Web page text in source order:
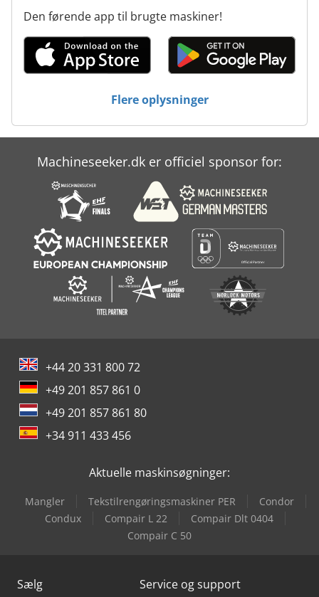
Den førende app til brugte maskiner!
Flere oplysninger
Machineseeker.dk er officiel sponsor for:
+44 20 331 800 72
+49 201 857 861 0
+49 201 857 861 80
+34 911 433 456
Aktuelle maskinsøgninger:
Mangler Tekstilrengøringsmaskiner PER
Condor
Condux
Compair L 22
Compair Dlt 0404
Compair C 50
Sælg Service og support